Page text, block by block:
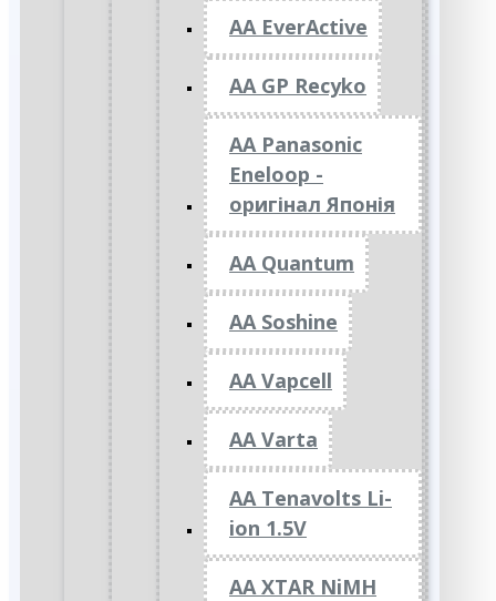
AA EverActive
AA GP Recyko
AA Panasonic
Eneloop -
оригінал Японія
AA Quantum
AA Soshine
AA Vapcell
AA Varta
AA Tenavolts Li-
ion 1.5V
AA XTAR NiMH